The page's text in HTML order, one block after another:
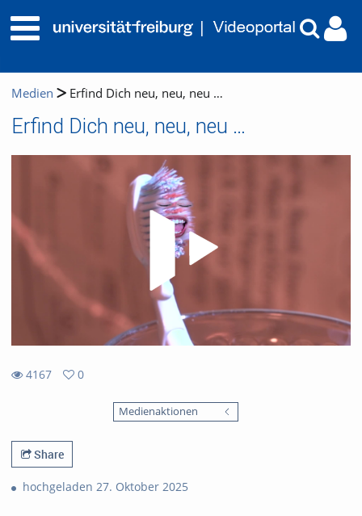
Medien Erfind Dich neu, neu, neu …
Erfind Dich neu, neu, neu …
4167
0
Medienaktionen
Share
hochgeladen 27. Oktober 2025